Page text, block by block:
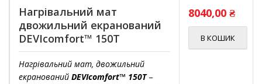
Нагрівальний мат
двожильний екранований
DEVIcomfort™ 150T
Нагрівальний мат, двожильний
екранований DEVIcomfort™ 150T–
8040,00₴
В КОШИК